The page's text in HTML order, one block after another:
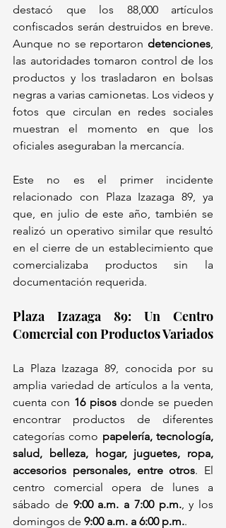
destacó que los 88,000 artículos
confiscados serán destruidos en breve.
Aunque no se reportaron detenciones,
las autoridades tomaron control de los
productos y los trasladaron en bolsas
negras a varias camionetas. Los videos y
fotos que circulan en redes sociales
muestran el momento en que los
oficiales aseguraban la mercancía.
Este no es el primer incidente
relacionado con Plaza Izazaga 89, ya
que, en julio de este año, también se
realizó un operativo similar que resultó
en el cierre de un establecimiento que
comercializaba productos sin la
documentación requerida.
Plaza Izazaga 89: Un Centro
Comercial con Productos Variados
La Plaza Izazaga 89, conocida por su
amplia variedad de artículos a la venta,
cuenta con 16 pisos donde se pueden
encontrar productos de diferentes
categorías como papelería, tecnología,
salud, belleza, hogar, juguetes, ropa,
accesorios personales, entre otros. El
centro comercial opera de lunes a
sábado de 9:00 a.m. a 7:00 p.m., y los
domingos de 9:00 a.m. a 6:00 p.m..